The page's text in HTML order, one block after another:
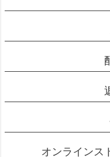
オンラインス